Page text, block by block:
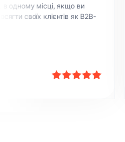
якщо ви
клієнтів як B2B-
чи
Він